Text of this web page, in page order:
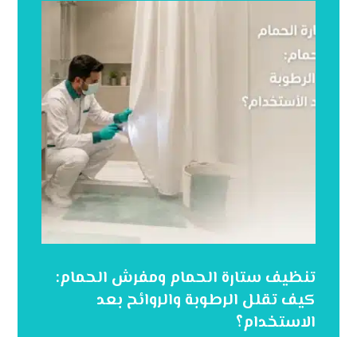
تنظيف ستارة الحمام ومفرش الحمام:
كيف تقلل الرطوبة والروائح بعد
الاستخدام؟